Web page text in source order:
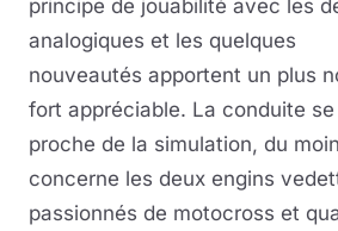
principe de jouabilité avec les
analogiques et les quelques
nouveautés apportent un plus
fort appréciable. La conduite
proche de la simulation, du
concerne les deux engins
passionnés de motocross et